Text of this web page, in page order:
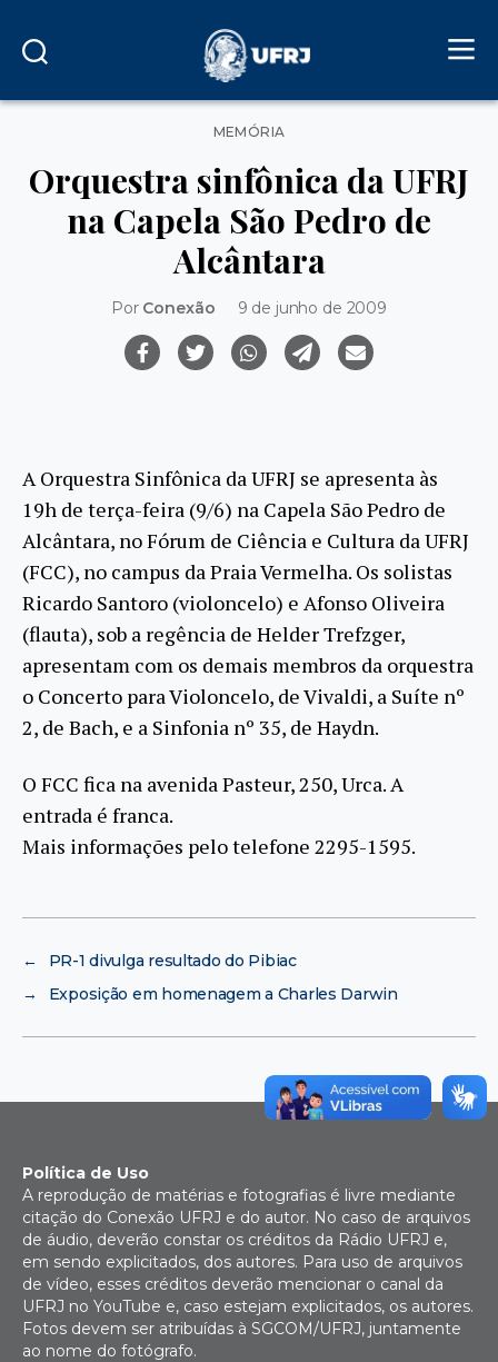
Categorias
MEMÓRIA
Orquestra sinfônica da UFRJ
na Capela São Pedro de
Alcântara
Por Conexão 9 de junho de 2009
A Orquestra Sinfônica da UFRJ se apresenta às
19h de terça-feira (9/6) na Capela São Pedro de
Alcântara, no Fórum de Ciência e Cultura da UFRJ
(FCC), no campus da Praia Vermelha. Os solistas
Ricardo Santoro (violoncelo) e Afonso Oliveira
(flauta), sob a regência de Helder Trefzger,
apresentam com os demais membros da orquestra
o Concerto para Violoncelo, de Vivaldi, a Suíte nº
2, de Bach, e a Sinfonia nº 35, de Haydn.
O FCC fica na avenida Pasteur, 250, Urca. A
entrada é franca.
Mais informações pelo telefone 2295-1595.
←
PR-1 divulga resultado do Pibiac
→
Exposição em homenagem a Charles Darwin
Política de Uso
A reprodução de matérias e fotografias é livre mediante
citação do Conexão UFRJ e do autor. No caso de arquivos
de áudio, deverão constar os créditos da Rádio UFRJ e,
em sendo explicitados, dos autores. Para uso de arquivos
de vídeo, esses créditos deverão mencionar o canal da
UFRJ no YouTube e, caso estejam explicitados, os autores.
Fotos devem ser atribuídas à SGCOM/UFRJ, juntamente
ao nome do fotógrafo.